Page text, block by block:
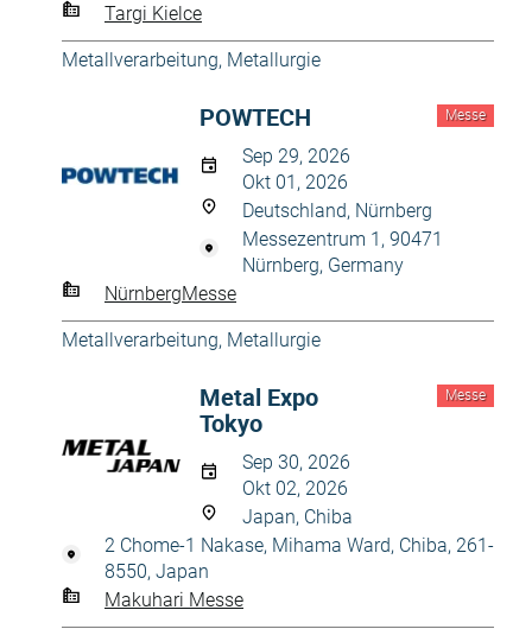
Targi Kielce
Metallverarbeitung, Metallurgie
Messe
POWTECH
Sep 29, 2026
Okt 01, 2026
Deutschland, Nürnberg
Messezentrum 1, 90471
Nürnberg, Germany
NürnbergMesse
Metallverarbeitung, Metallurgie
Messe
Metal Expo
Tokyo
Sep 30, 2026
Okt 02, 2026
Japan, Chiba
2 Chome-1 Nakase, Mihama Ward, Chiba, 261-
8550, Japan
Makuhari Messe